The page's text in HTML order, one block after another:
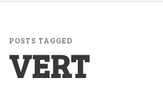
POSTS TAGGED
VERT